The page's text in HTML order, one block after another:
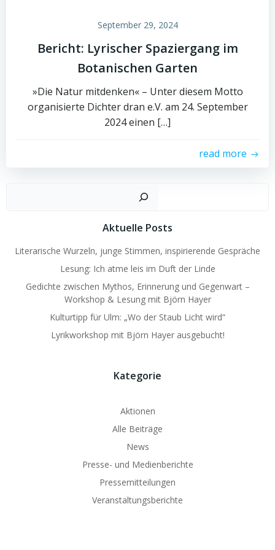
September 29, 2024
Bericht: Lyrischer Spaziergang im
Botanischen Garten
»Die Natur mitdenken« – Unter diesem Motto
organisierte Dichter dran e.V. am 24. September
2024 einen […]
read more
Aktuelle Posts
Literarische Wurzeln, junge Stimmen, inspirierende Gespräche
Lesung: Ich atme leis im Duft der Linde
Gedichte zwischen Mythos, Erinnerung und Gegenwart –
Workshop & Lesung mit Björn Hayer
Kulturtipp für Ulm: „Wo der Staub Licht wird“
Lyrikworkshop mit Björn Hayer ausgebucht!
Kategorie
Aktionen
Alle Beiträge
News
Presse- und Medienberichte
Pressemitteilungen
Veranstaltungsberichte